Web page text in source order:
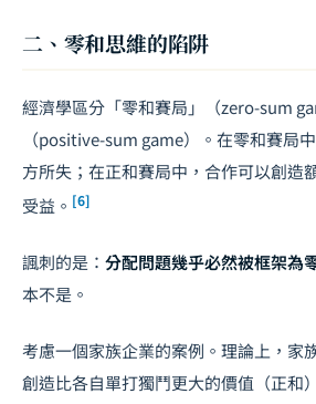
二、零和思維的陷阱
經濟學區分「零和賽局」（zero-sum
（positive-sum game）。在零和賽局
方所失；在正和賽局中，合作可以創造
受益。 [6]
諷刺的是： 分配問題幾乎必然被框架為
本不是。
考慮一個家族企業的案例。理論上，家
創造比各自單打獨鬥更大的價值（正和